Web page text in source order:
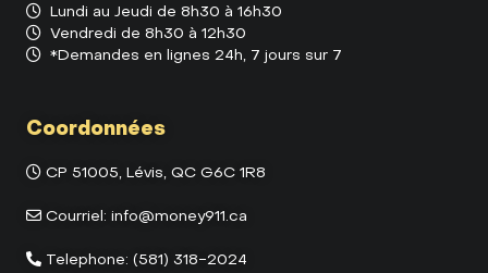
Lundi au Jeudi de 8h30 à 16h30
Vendredi de 8h30 à 12h30
*Demandes en lignes 24h, 7 jours sur 7
Coordonnées
CP 51005, Lévis, QC G6C 1R8
Courriel: info@money911.ca
Telephone: (581) 318-2024